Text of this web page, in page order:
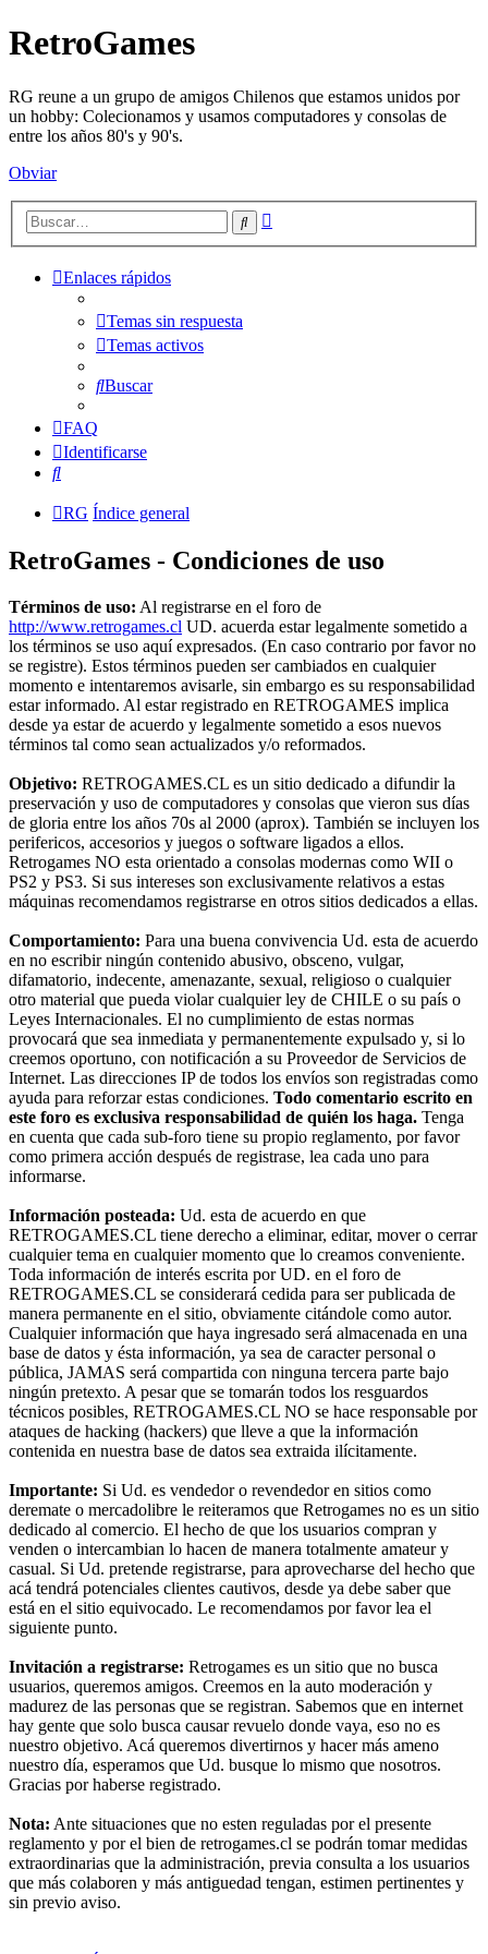
RetroGames
RG reune a un grupo de amigos Chilenos que estamos unidos por
un hobby: Colecionamos y usamos computadores y consolas de
entre los años 80's y 90's.
Obviar
Buscar
Enlaces rápidos
Temas sin respuesta
Temas activos
Buscar
FAQ
Identificarse
Buscar
RG Índice general
RetroGames - Condiciones de uso
Términos de uso: Al registrarse en el foro de
http://www.retrogames.cl UD. acuerda estar legalmente sometido a
los términos se uso aquí expresados. (En caso contrario por favor no
se registre). Estos términos pueden ser cambiados en cualquier
momento e intentaremos avisarle, sin embargo es su responsabilidad
estar informado. Al estar registrado en RETROGAMES implica
desde ya estar de acuerdo y legalmente sometido a esos nuevos
términos tal como sean actualizados y/o reformados.
Objetivo: RETROGAMES.CL es un sitio dedicado a difundir la
preservación y uso de computadores y consolas que vieron sus días
de gloria entre los años 70s al 2000 (aprox). También se incluyen los
perifericos, accesorios y juegos o software ligados a ellos.
Retrogames NO esta orientado a consolas modernas como WII o
PS2 y PS3. Si sus intereses son exclusivamente relativos a estas
máquinas recomendamos registrarse en otros sitios dedicados a ellas.
Comportamiento: Para una buena convivencia Ud. esta de acuerdo
en no escribir ningún contenido abusivo, obsceno, vulgar,
difamatorio, indecente, amenazante, sexual, religioso o cualquier
otro material que pueda violar cualquier ley de CHILE o su país o
Leyes Internacionales. El no cumplimiento de estas normas
provocará que sea inmediata y permanentemente expulsado y, si lo
creemos oportuno, con notificación a su Proveedor de Servicios de
Internet. Las direcciones IP de todos los envíos son registradas como
ayuda para reforzar estas condiciones. Todo comentario escrito en
este foro es exclusiva responsabilidad de quién los haga. Tenga
en cuenta que cada sub-foro tiene su propio reglamento, por favor
como primera acción después de registrase, lea cada uno para
informarse.
Información posteada: Ud. esta de acuerdo en que
RETROGAMES.CL tiene derecho a eliminar, editar, mover o cerrar
cualquier tema en cualquier momento que lo creamos conveniente.
Toda información de interés escrita por UD. en el foro de
RETROGAMES.CL se considerará cedida para ser publicada de
manera permanente en el sitio, obviamente citándole como autor.
Cualquier información que haya ingresado será almacenada en una
base de datos y ésta información, ya sea de caracter personal o
pública, JAMAS será compartida con ninguna tercera parte bajo
ningún pretexto. A pesar que se tomarán todos los resguardos
técnicos posibles, RETROGAMES.CL NO se hace responsable por
ataques de hacking (hackers) que lleve a que la información
contenida en nuestra base de datos sea extraida ilícitamente.
Importante: Si Ud. es vendedor o revendedor en sitios como
deremate o mercadolibre le reiteramos que Retrogames no es un sitio
dedicado al comercio. El hecho de que los usuarios compran y
venden o intercambian lo hacen de manera totalmente amateur y
casual. Si Ud. pretende registrarse, para aprovecharse del hecho que
acá tendrá potenciales clientes cautivos, desde ya debe saber que
está en el sitio equivocado. Le recomendamos por favor lea el
siguiente punto.
Invitación a registrarse: Retrogames es un sitio que no busca
usuarios, queremos amigos. Creemos en la auto moderación y
madurez de las personas que se registran. Sabemos que en internet
hay gente que solo busca causar revuelo donde vaya, eso no es
nuestro objetivo. Acá queremos divertirnos y hacer más ameno
nuestro día, esperamos que Ud. busque lo mismo que nosotros.
Gracias por haberse registrado.
Nota: Ante situaciones que no esten reguladas por el presente
reglamento y por el bien de retrogames.cl se podrán tomar medidas
extraordinarias que la administración, previa consulta a los usuarios
que más colaboren y más antiguedad tengan, estimen pertinentes y
sin previo aviso.